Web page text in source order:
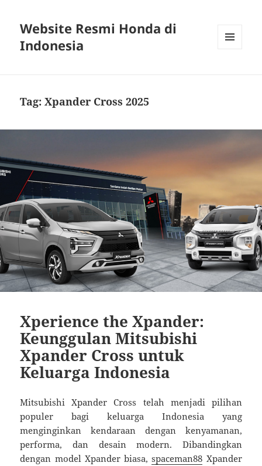
Website Resmi Honda di
Indonesia
Tag:Xpander Cross 2025
Xperience the Xpander:
Keunggulan Mitsubishi
Xpander Cross untuk
Keluarga Indonesia
Mitsubishi Xpander Cross telah menjadi pilihan
populer bagi keluarga Indonesia yang
menginginkan kendaraan dengan kenyamanan,
performa, dan desain modern. Dibandingkan
dengan model Xpander biasa,spaceman88 Xpander